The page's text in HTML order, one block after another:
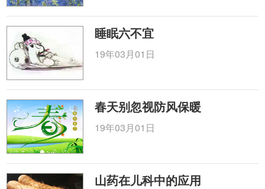
睡眠六不宜
19年03月01日
春天别忽视防风保暖
19年03月01日
山药在儿科中的应用